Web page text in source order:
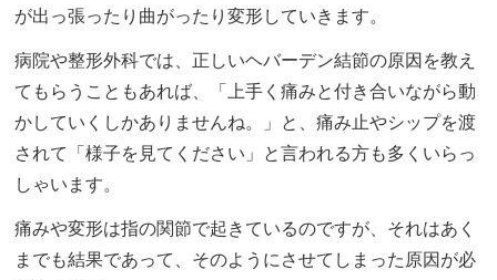
が出っ張ったり曲がったり変形していきます。
病院や整形外科では、正しいヘバーデン結節の原因を教え
てもらうこともあれば、「上手く痛みと付き合いながら動
かしていくしかありませんね。」と、痛み止やシップを渡
されて「様子を見てください」と言われる方も多くいらっ
しゃいます。
痛みや変形は指の関節で起きているのですが、それはあく
までも結果であって、そのようにさせてしまった原因が必